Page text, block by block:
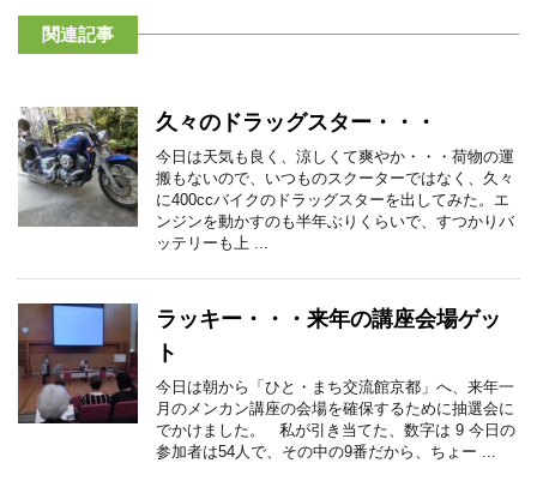
関連記事
久々のドラッグスター・・・
今日は天気も良く、涼しくて爽やか・・・荷物の運
搬もないので、いつものスクーターではなく、久々
に400ccバイクのドラッグスターを出してみた。エ
ンジンを動かすのも半年ぶりくらいで、すつかりバ
ッテリーも上 ...
ラッキー・・・来年の講座会場ゲッ
ト
今日は朝から「ひと・まち交流館京都」へ、来年一
月のメンカン講座の会場を確保するために抽選会に
でかけました。 私が引き当てた、数字は 9 今日の
参加者は54人で、その中の9番だから、ちょー ...